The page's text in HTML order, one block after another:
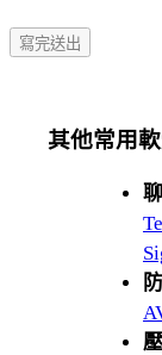
其他常用